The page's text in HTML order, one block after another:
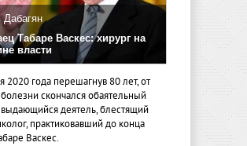
Табаре Васкес: хирург на
власти
2020 года перешагнув 80 лет, от
скончался обаятельный
выдающийся деятель, блестящий
практиковавший до конца
Васкес.